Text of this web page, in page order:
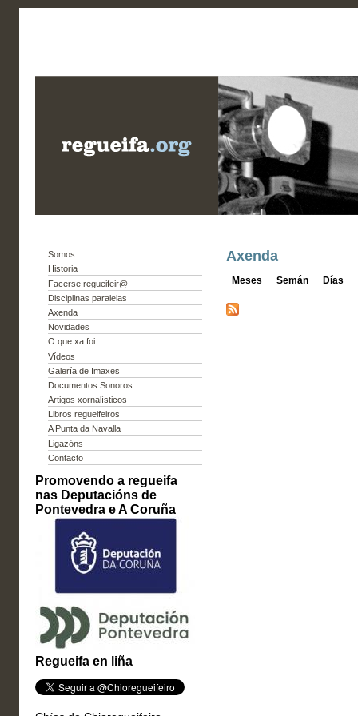
Somos
Historia
Facerse regueifeir@
Disciplinas paralelas
Axenda
Novidades
O que xa foi
Vídeos
Galería de Imaxes
Documentos Sonoros
Artigos xornalísticos
Libros regueifeiros
A Punta da Navalla
Ligazóns
Contacto
Promovendo a regueifa
nas Deputacións de
Pontevedra e A Coruña
Regueifa en liña
Axenda
Meses Semán Días